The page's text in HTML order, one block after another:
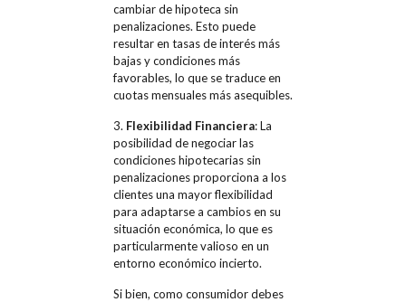
cambiar de hipoteca sin
penalizaciones. Esto puede
resultar en tasas de interés más
bajas y condiciones más
favorables, lo que se traduce en
cuotas mensuales más asequibles.
3. Flexibilidad Financiera: La
posibilidad de negociar las
condiciones hipotecarias sin
penalizaciones proporciona a los
clientes una mayor flexibilidad
para adaptarse a cambios en su
situación económica, lo que es
particularmente valioso en un
entorno económico incierto.
Si bien, como consumidor debes